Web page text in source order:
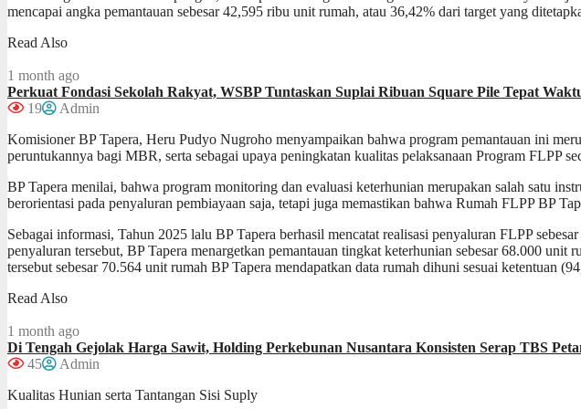
mencapai angka pemantauan sebesar 42,595 ribu unit rumah, atau 36,42% dari target yang
Read Also
1 month ago
Perkuat Fondasi Sekolah Rakyat, WSBP Tuntaskan Suplai Ribuan Square Pile Tepat
19
Admin
Komisioner BP Tapera, Heru Pudyo Nugroho menyampaikan bahwa program pemantauan ini
peruntukannya bagi MBR, serta sebagai upaya peningkatan kualitas pelaksanaan Program FLPP
BP Tapera menilai, bahwa program monitoring dan evaluasi keterhunian merupakan salah satu
berorientasi pada penyaluran pembiayaan saja, tetapi juga memastikan bahwa Rumah FLPP BP
Sebagai informasi, Tahun 2025 lalu BP Tapera berhasil mencatat realisasi penyaluran FLPP
penyaluran tersebut, BP Tapera menargetkan pemantauan tingkat keterhunian sebesar 68.000
tersebut sebesar 70.564 unit rumah BP Tapera mendapatkan data rumah dihuni sesuai ketentuan
Read Also
1 month ago
Di Tengah Gejolak Harga Sawit, Holding Perkebunan Nusantara Konsisten Serap TBS
45
Admin
Kualitas Hunian serta Tantangan Sisi Suply